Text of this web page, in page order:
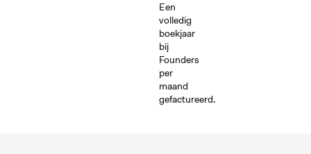
Een
volledig
boekjaar
bij
Founders
per
maand
gefactureerd.